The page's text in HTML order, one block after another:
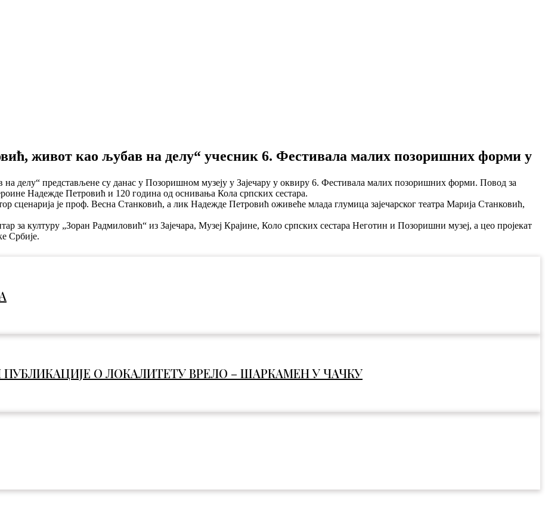
живот као љубав на делу“ учесник 6. Фестивала малих позоришних форми у
делу“ представљене су данас у Позоришном музеју у Зајечару у оквиру 6. Фестивала малих позоришних форми. Повод за
Надежде Петровић и 120 година од оснивања Кола српских сестара.
сценарија је проф. Весна Станковић, а лик Надежде Петровић оживеће млада глумица зајечарског театра Марија Станковић,
за културу „Зоран Радмиловић“ из Зајечара, Музеј Крајине, Коло српских сестара Неготин и Позоришни музеј, а цео пројекат
Србије.
О ЛОКАЛИТЕТУ ВРЕЛО – ШАРКАМЕН У ЧАЧКУ